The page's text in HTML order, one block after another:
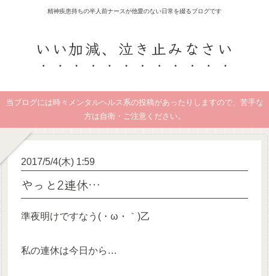
精神疾患持ちの半人前ナースが他愛のない日常を綴るブログです
いい加減、泣き止みなさい
当ブログには時々メンタルヘルス系の投稿があったりしますので、苦手な
方は自衛・ご注意ください。
2017/5/4(木) 1:59
やっと2連休…
準夜明けですなう(・ω・｀)乙
私の連休は今日から…